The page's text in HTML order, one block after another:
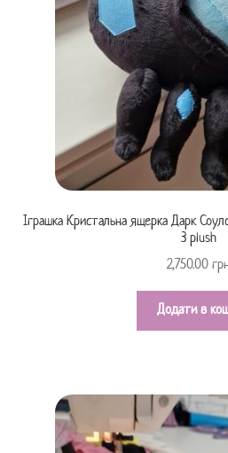
Іграшка Кристальна ящерка Дарк
3 plush
2,750.00
Додати в